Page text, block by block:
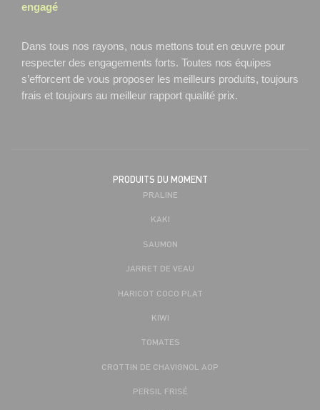
engagé
Dans tous nos rayons, nous mettons tout en œuvre pour
respecter des engagements forts. Toutes nos équipes
s’efforcent de vous proposer les meilleurs produits, toujours
frais et toujours au meilleur rapport qualité prix.
PRODUITS DU MOMENT
PRALINE
KAKI
SAUMON
JARRET DE VEAU
HARICOT COCO PLAT
KIWI
TOMATES
CROTTIN DE CHAVIGNOL AOP
PERSIL FRISÉ